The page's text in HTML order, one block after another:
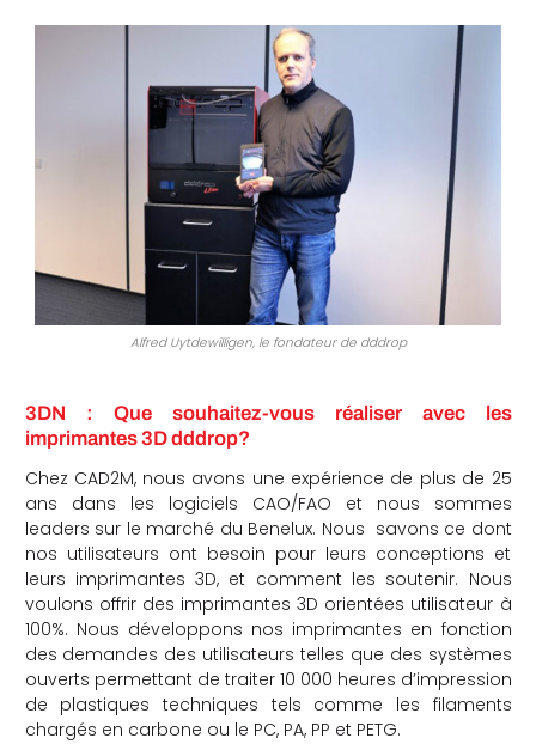
Alfred Uytdewilligen, le fondateur de dddrop
3DN : Que souhaitez-vous réaliser avec les
imprimantes 3D dddrop?
Chez CAD2M, nous avons une expérience de plus de 25
ans dans les logiciels CAO/FAO et nous sommes
leaders sur le marché du Benelux. Nous savons ce dont
nos utilisateurs ont besoin pour leurs conceptions et
leurs imprimantes 3D, et comment les soutenir. Nous
voulons offrir des imprimantes 3D orientées utilisateur à
100%. Nous développons nos imprimantes en fonction
des demandes des utilisateurs telles que des systèmes
ouverts permettant de traiter 10 000 heures d’impression
de plastiques techniques tels comme les filaments
chargés en carbone ou le PC, PA, PP et PETG.